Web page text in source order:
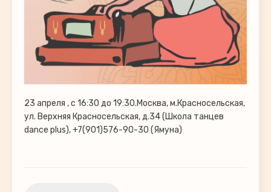
23 апреля , с 16:30 до 19:30.Москва, м.Красносельская,
ул. Верхняя Красносельская, д.34 (Школа танцев
dance plus), +7(901)576-90-30 (Ямуна)